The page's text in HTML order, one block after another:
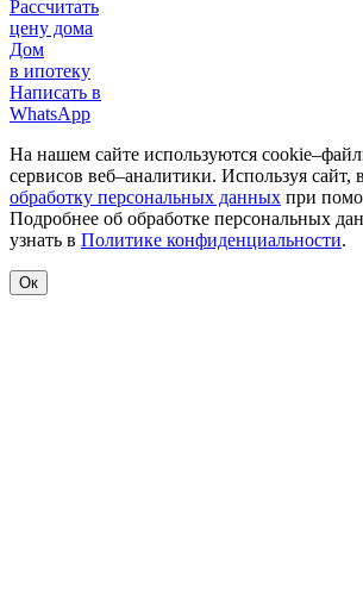
Рассчитать
цену дома
Дом
в ипотеку
Написать в
WhatsApp
На нашем сайте используются
сервисов веб–аналитики. Используя сайт,
обработку персональных данных при
Подробнее об обработке персональных
узнать в Политике конфиденциальности.
Ок